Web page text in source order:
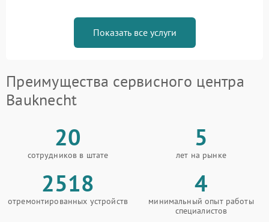
Показать все услуги
Преимущества сервисного центра
Bauknecht
20
сотрудников в штате
5
лет на рынке
2518
отремонтированных устройств
4
минимальный опыт работы
специалистов